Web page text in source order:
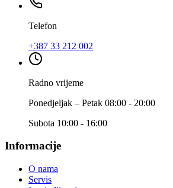
Telefon
+387 33 212 002
Radno vrijeme
Ponedjeljak – Petak 08:00 - 20:00
Subota 10:00 - 16:00
Informacije
O nama
Servis